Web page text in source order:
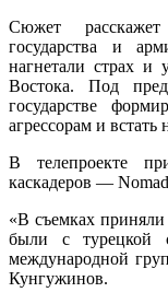
Сюжет
государства и
нагнетали страх и
Востока. Под
государстве
агрессорам и встать
В телепроекте
каскадеров —
«В съемках приняли
были с турецкой
международной
Кунгужинов.